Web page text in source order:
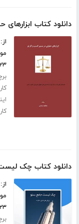
دانلود کتاب
۲۳ صفحه
کار
دانلود کتاب چک
از:
۲۳ صفحه